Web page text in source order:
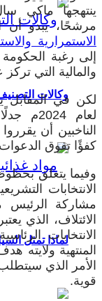
وكالات
لماذا تمثل
ينتهجها ماكي
مرشحًا، يبدو أن
الاستمرارية
إلى رغبة
والمالية التي تركز
لكن في المقابل
لعام
الناخبين أن
كفؤًا تفوق الدعوات
وفيما يتعلق
مشاركة الرئيس
الانتخابات
المنتهية ولايته
الأمر الذي
قوية.